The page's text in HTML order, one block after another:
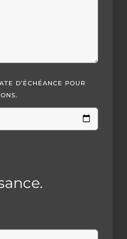
D’ÉCHÉANCE POUR